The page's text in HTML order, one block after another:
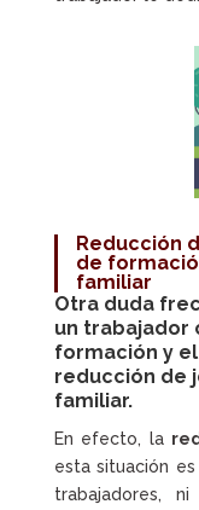
Reducción
de
familiar
Otra duda
un trabajador
formación y
reducción de
familiar.
En efecto, la
esta situación
trabajadores,